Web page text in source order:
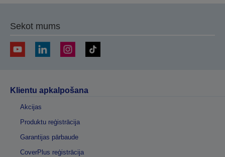
Sekot mums
Klientu apkalpošana
Akcijas
Produktu reģistrācija
Garantijas pārbaude
CoverPlus reģistrācija